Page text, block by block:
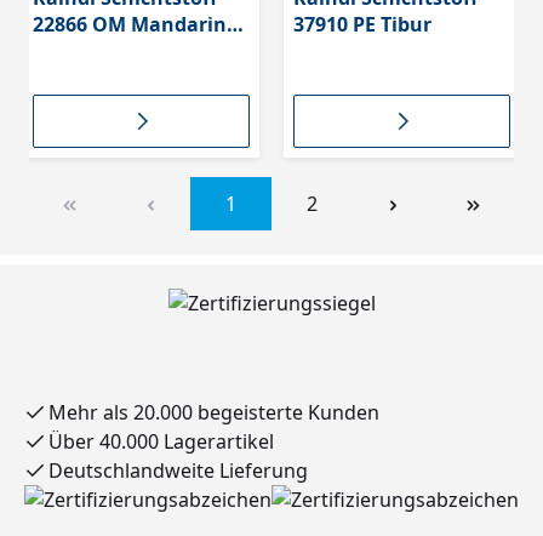
22866 OM Mandarin
37910 PE Tibur
1 2
Mehr als 20.000 begeisterte Kunden
Über 40.000 Lagerartikel
Deutschlandweite Lieferung